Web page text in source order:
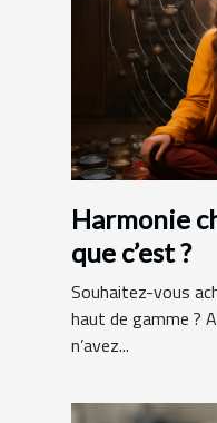
Harmonie
que c’est ?
Souhaitez-vous
haut de gamme ?
n’avez...